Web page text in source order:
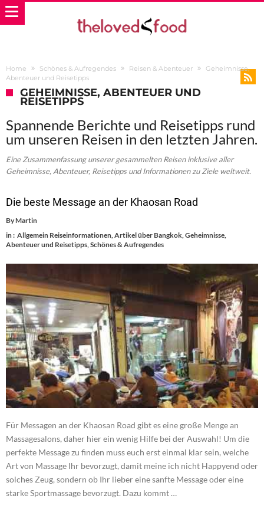
Home Schönes & Aufregendes Reisen & Abenteuer
Geheimnisse,
Abenteuer und Reisetipps
GEHEIMNISSE, ABENTEUER UND
REISETIPPS
Spannende Berichte und Reisetipps rund
um unseren Reisen in den letzten Jahren.
Eine Zusammenfassung unserer gesammelten Reisen inklusive aller
Geheimnisse, Abenteuer, Reisetipps und Informationen zu Ziele weltweit.
Die beste Message an der Khaosan Road
ByMartin
in : Allgemein Reiseinformationen,Artikel über Bangkok,Geheimnisse,
Abenteuer und Reisetipps,Schönes & Aufregendes
Für Messagen an der Khaosan Road gibt es eine große Menge an
Massagesalons, daher hier ein wenig Hilfe bei der Auswahl! Um die
perfekte Message zu finden muss euch erst einmal klar sein, welche
Art von Massage Ihr bevorzugt, damit meine ich nicht Happyend oder
solches Zeug, sondern ob Ihr lieber eine sanfte Message oder eine
starke Sportmassage bevorzugt. Dazu kommt …